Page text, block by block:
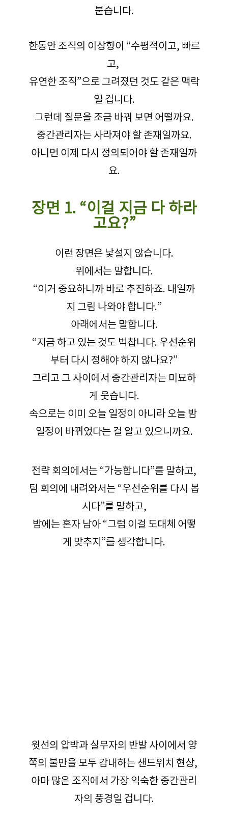
붙습니다.
한동안 조직의 이상향이 “수평적이고, 빠르
고,
유연한 조직”으로 그려졌던 것도 같은 맥락
일 겁니다.
그런데 질문을 조금 바꿔 보면 어떨까요.
중간관리자는 사라져야 할 존재일까요.
아니면 이제 다시 정의되어야 할 존재일까
요.
장면 1. “이걸 지금 다 하라
고요?”
이런 장면은 낯설지 않습니다.
위에서는 말합니다.
“이거 중요하니까 바로 추진하죠. 내일까
지 그림 나와야 합니다.”
아래에서는 말합니다.
“지금 하고 있는 것도 벅찹니다. 우선순위
부터 다시 정해야 하지 않나요?”
그리고 그 사이에서 중간관리자는 미묘하
게 웃습니다.
속으로는 이미 오늘 일정이 아니라 오늘 밤
일정이 바뀌었다는 걸 알고 있으니까요.
전략 회의에서는 “가능합니다”를 말하고,
팀 회의에 내려와서는 “우선순위를 다시 봅
시다”를 말하고,
밤에는 혼자 남아 “그럼 이걸 도대체 어떻
게 맞추지”를 생각합니다.
윗선의 압박과 실무자의 반발 사이에서 양
쪽의 불만을 모두 감내하는 샌드위치 현상,
아마 많은 조직에서 가장 익숙한 중간관리
자의 풍경일 겁니다.